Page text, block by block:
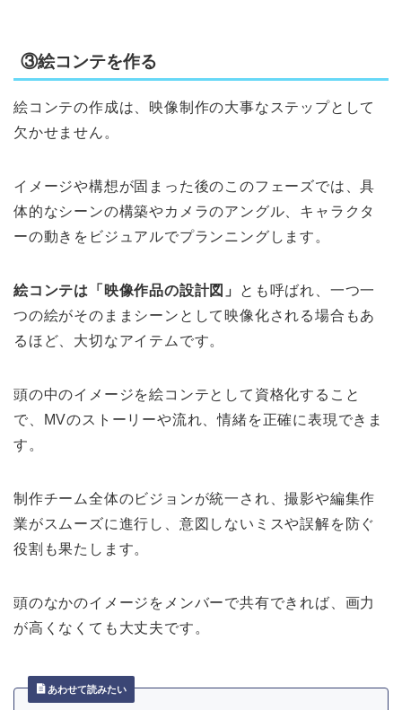
③絵コンテを作る
絵コンテの作成は、映像制作の大事なステップとして
欠かせません。
イメージや構想が固まった後のこのフェーズでは、具
体的なシーンの構築やカメラのアングル、キャラクタ
ーの動きをビジュアルでプランニングします。
絵コンテは「映像作品の設計図」
とも呼ばれ、一つ一
つの絵がそのままシーンとして映像化される場合もあ
るほど、大切なアイテムです。
頭の中のイメージを絵コンテとして資格化すること
で、MVのストーリーや流れ、情緒を正確に表現できま
す。
制作チーム全体のビジョンが統一され、撮影や編集作
業がスムーズに進行し、意図しないミスや誤解を防ぐ
役割も果たします。
頭のなかのイメージをメンバーで共有できれば、画力
が高くなくても大丈夫です。
あわせて読みたい